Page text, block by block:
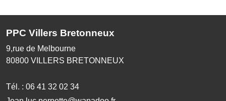
PPC Villers Bretonneux
9,rue de Melbourne
80800 VILLERS BRETONNEUX
Tél. : 06 41 32 02 34